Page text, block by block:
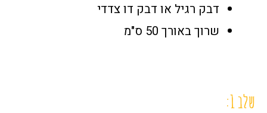
דבק רגיל או דבק דו צדדי
שרוך באורך 50 ס"מ
שלב 1: